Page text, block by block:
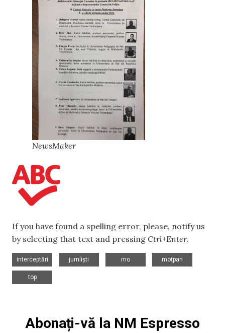
NewsMaker
If you have found a spelling error, please, notify us
by selecting that text and pressing Ctrl+Enter.
interceptări
jurnliști
mo
moțpan
top
Abonați-vă la NM Espresso